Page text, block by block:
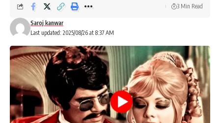
Last updated: 2025/08/26 at 8:37 AM
Saroj kanwar
3 Min Read